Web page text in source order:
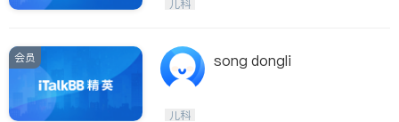
儿科
会员 song dongli
儿科